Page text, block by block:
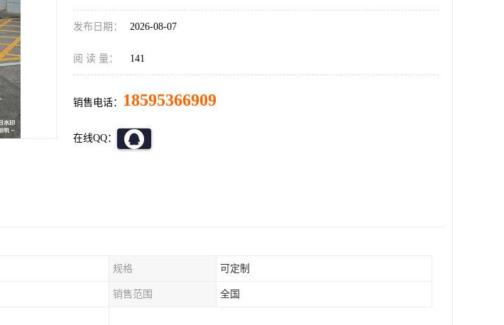
发布日期： 2026-08-07
阅 读 量： 141
销售电话： 18595366909
在线QQ：
规格 可定制
销售范围 全国